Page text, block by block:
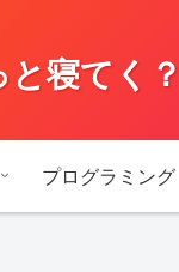
と寝てく？
プログラミング